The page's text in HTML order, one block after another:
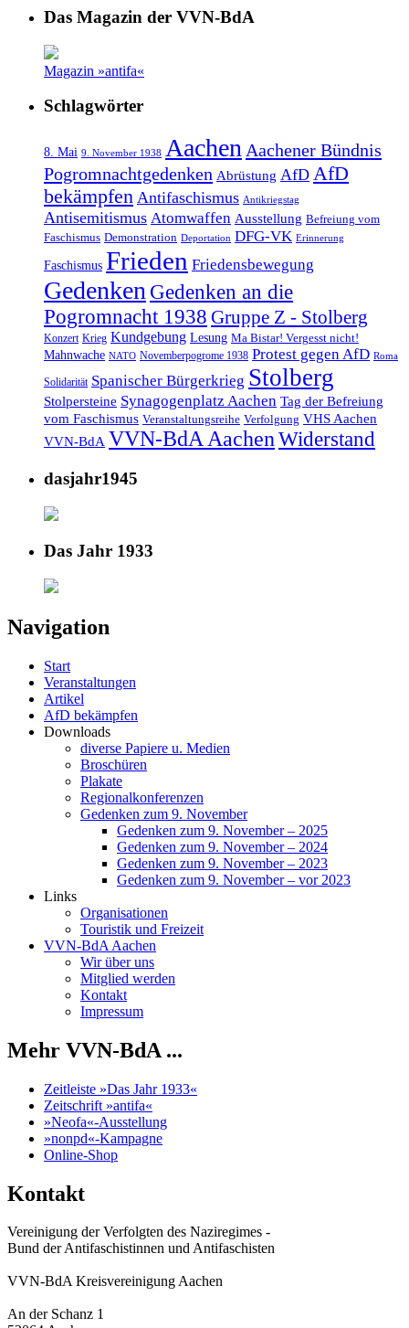
Das Magazin der VVN-BdA
Magazin »antifa«
Schlagwörter
8. Mai 9. November 1938 Aachen Aachener Bündnis
Pogromnachtgedenken Abrüstung AfD AfD
bekämpfen Antifaschismus Antikriegstag
Antisemitismus Atomwaffen Ausstellung Befreiung vom
Faschismus Demonstration Deportation DFG-VK Erinnerung
Faschismus Frieden Friedensbewegung
Gedenken Gedenken an die
Pogromnacht 1938 Gruppe Z - Stolberg
Konzert Krieg Kundgebung Lesung Ma Bistar! Vergesst nicht!
Mahnwache NATO Novemberpogrome 1938 Protest gegen AfD Roma
Solidarität Spanischer Bürgerkrieg Stolberg
Stolpersteine Synagogenplatz Aachen Tag der Befreiung
vom Faschismus Veranstaltungsreihe Verfolgung VHS Aachen
VVN-BdA VVN-BdA AachenWiderstand
dasjahr1945
Das Jahr 1933
Navigation
Start
Veranstaltungen
Artikel
AfD bekämpfen
Downloads
diverse Papiere u. Medien
Broschüren
Plakate
Regionalkonferenzen
Gedenken zum 9. November
Gedenken zum 9. November – 2025
Gedenken zum 9. November – 2024
Gedenken zum 9. November – 2023
Gedenken zum 9. November – vor 2023
Links
Organisationen
Touristik und Freizeit
VVN-BdA Aachen
Wir über uns
Mitglied werden
Kontakt
Impressum
Mehr VVN-BdA ...
Zeitleiste »Das Jahr 1933«
Zeitschrift »antifa«
»Neofa«-Ausstellung
»nonpd«-Kampagne
Online-Shop
Kontakt
Vereinigung der Verfolgten des Naziregimes -
Bund der Antifaschistinnen und Antifaschisten
VVN-BdA Kreisvereinigung Aachen
An der Schanz 1